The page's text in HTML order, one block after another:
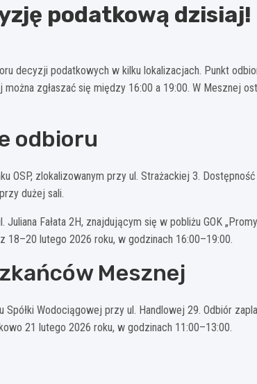
podatkową dzisiaj!
decyzji podatkowych w kilku lokalizacjach. Punkt
zgłaszać się między 16:00 a 19:00. W Mesznej
odbioru
OSP, zlokalizowanym przy ul. Strażackiej 3.
dużej sali.
Fałata 2H, znajdującym się w pobliżu GOK
18–20 lutego 2026 roku, w godzinach 16:00–19:00.
Mesznej
Wodociągowej przy ul. Handlowej 29. Odbiór
21 lutego 2026 roku, w godzinach 11:00–13:00.